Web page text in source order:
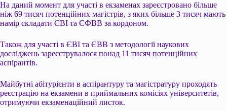
На даний момент для участі в екзаменах зареєстровано більше
ніж 69 тисяч потенційних магістрів, з яких більше 3 тисяч мають
намір складати ЄВІ та ЄФВВ за кордоном.
Також для участі в ЄВІ та ЄВВ з методології наукових
досліджень зареєструвалося понад 11 тисяч потенційних
аспірантів.
Майбутні абітурієнти в аспірантуру та магістратуру проходять
реєстрацію на екзамени в приймальних комісіях університетів,
отримуючи екзаменаційний листок.